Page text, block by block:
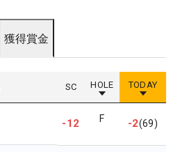
獲得賞金
SC HOLE TODAY
-12 F -2(69)